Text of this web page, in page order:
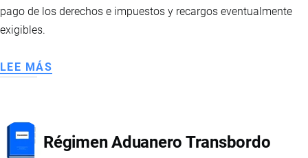
pago de los derechos e impuestos y recargos eventualmente
exigibles.
LEE MÁS
Régimen Aduanero Transbordo